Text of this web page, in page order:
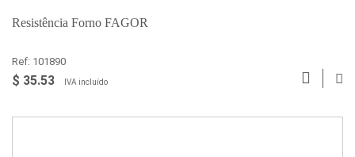
Resistência Forno FAGOR
Ref: 101890
$ 35.53 IVA incluído